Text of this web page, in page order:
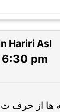
Hariri Asl
pm
ها از حرف